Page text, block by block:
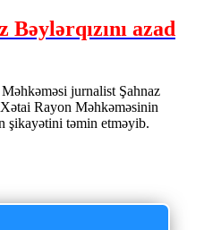
Bəylərqızını azad
jurnalist Şahnaz
Xətai Rayon Məhkəməsinin
şikayətini təmin etməyib.